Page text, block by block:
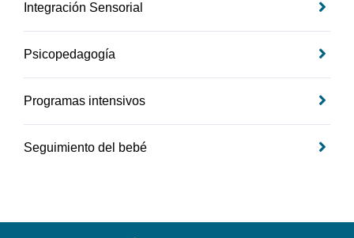
Integración Sensorial
Psicopedagogía
Programas intensivos
Seguimiento del bebé